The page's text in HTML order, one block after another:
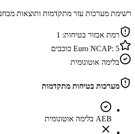
רשימת מערכות עזר מתקדמות ותוצאות
רמת אבזור בטיחות: 1
Euro NCAP: 5
כוכבים
בלימה אוטונומית
מערכות בטיחות מתקדמות
AEB בלימה אוטונומית